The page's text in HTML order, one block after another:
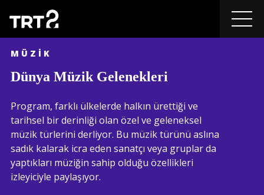
MÜZIK
Dünya Müzik Gelenekleri
Program, farklı ülkelerde halkın ürettiği ve
tarihsel bir derinliği olan özel ve geleneksel
müzik türlerini derliyor. Bu müzik türünü aslına
sadık kalarak icra eden sanatçı veya gruplar da
yaptıkları müziğin sahip olduğu özellikleri
izleyiciyle paylaşıyor.